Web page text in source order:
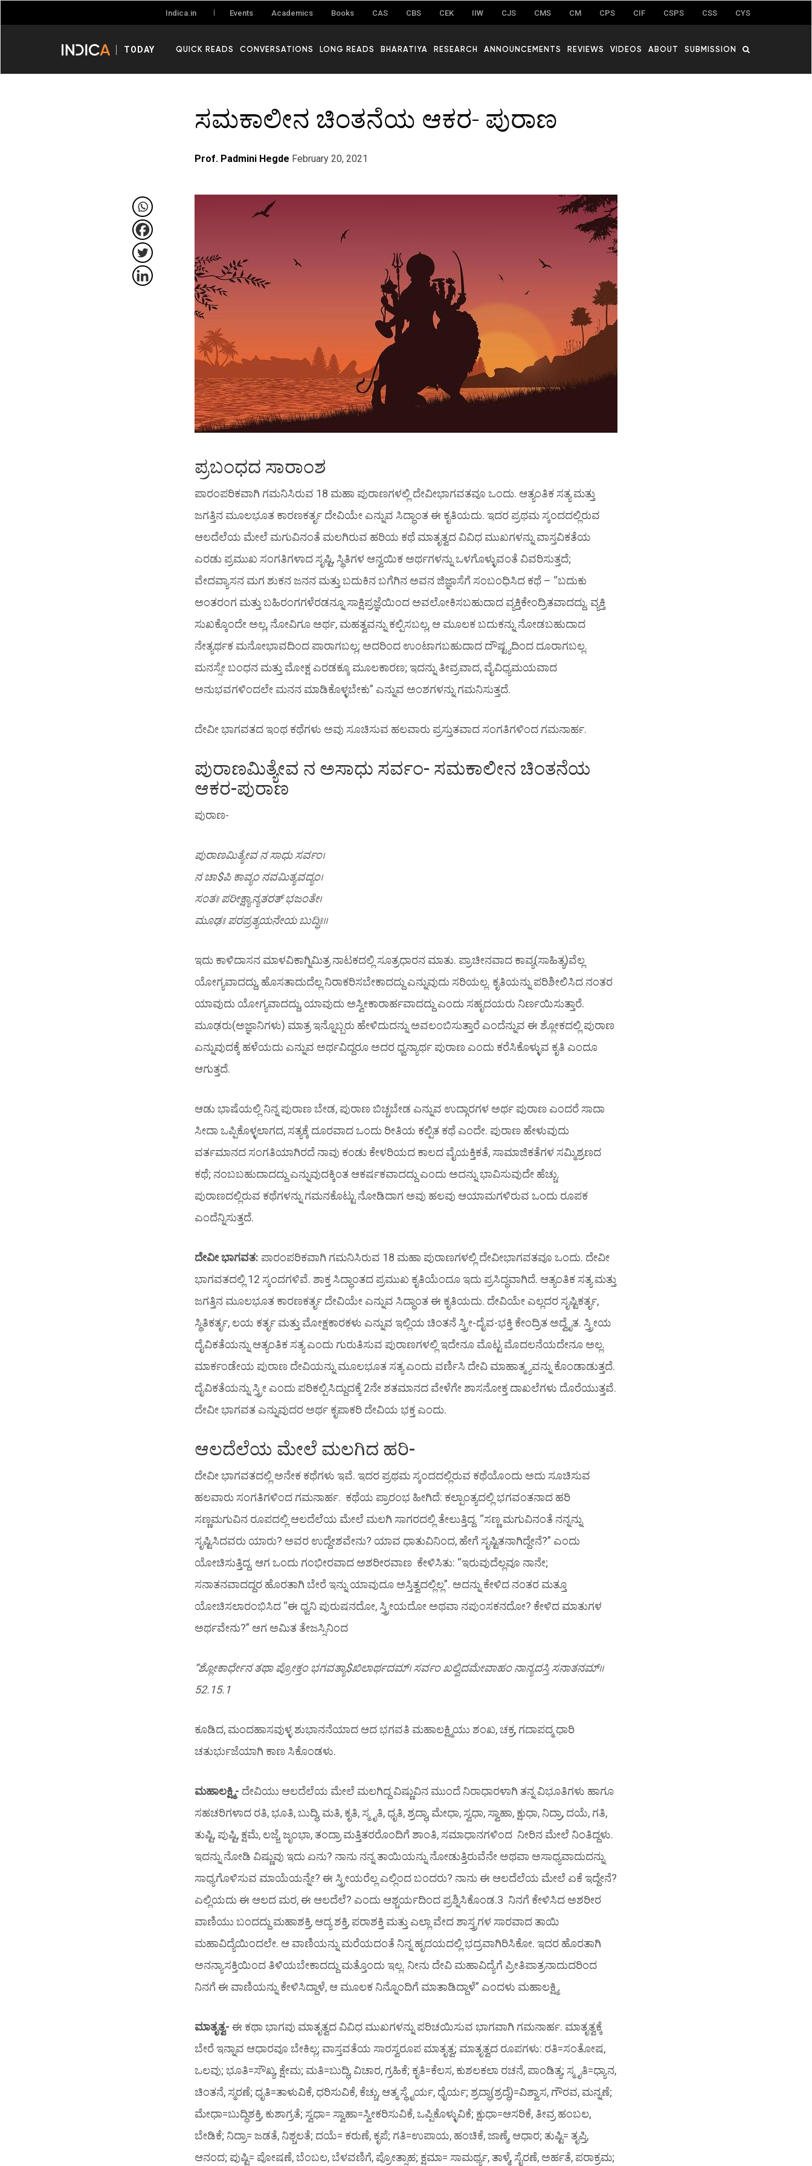
Indica.in Events Academics Books CAS CBS CEK IIW CJS CMS CM CPS CIF CSPS CSS CYS
TODAY QUICK READS CONVERSATIONS LONG READS BHARATIYA RESEARCH ANNOUNCEMENTS REVIEWS VIDEOS ABOUT SUBMISSION
ಸಮಕಾಲೀನ ಚಿಂತನೆಯ ಆಕರ- ಪುರಾಣ
Prof. Padmini Hegde February 20, 2021
ಪ್ರಬಂಧದ ಸಾರಾಂಶ
ಪಾರಂಪರಿಕವಾಗಿ ಗಮನಿಸಿರುವ 18 ಮಹಾ ಪುರಾಣಗಳಲ್ಲಿ ದೇವೀಭಾಗವತವೂ ಒಂದು. ಆತ್ಯಂತಿಕ ಸತ್ಯ ಮತ್ತು
ಜಗತ್ತಿನ ಮೂಲಭೂತ ಕಾರಣಕರ್ತೃ ದೇವಿಯೇ ಎನ್ನುವ ಸಿದ್ಧಾಂತ ಈ ಕೃತಿಯದು. ಇದರ ಪ್ರಥಮ ಸ್ಕಂದದಲ್ಲಿರುವ
ಆಲದೆಲೆಯ ಮೇಲೆ ಮಗುವಿನಂತೆ ಮಲಗಿರುವ ಹರಿಯ ಕಥೆ ಮಾತೃತ್ವದ ವಿವಿಧ ಮುಖಗಳನ್ನು ವಾಸ್ತವಿಕತೆಯ
ಎರಡು ಪ್ರಮುಖ ಸಂಗತಿಗಳಾದ ಸೃಷ್ಟಿ, ಸ್ಥಿತಿಗಳ ಆನ್ವಯಿಕ ಅರ್ಥಗಳನ್ನು ಒಳಗೊಳ್ಳುವಂತೆ ವಿವರಿಸುತ್ತದೆ;
ವೇದವ್ಯಾಸನ ಮಗ ಶುಕನ ಜನನ ಮತ್ತು ಬದುಕಿನ ಬಗೆಗಿನ ಅವನ ಜಿಜ್ಞಾಸೆಗೆ ಸಂಬಂಧಿಸಿದ ಕಥೆ – “ಬದುಕು
ಅಂತರಂಗ ಮತ್ತು ಬಹಿರಂಗಗಳೆರಡನ್ನೂ ಸಾಕ್ಷಿಪ್ರಜ್ಞೆಯಿಂದ ಅವಲೋಕಿಸಬಹುದಾದ ವ್ಯಕ್ತಿಕೇಂದ್ರಿತವಾದದ್ದು. ವ್ಯಕ್ತಿ
ಸುಖಕ್ಕೊಂದೇ ಅಲ್ಲ, ನೋವಿಗೂ ಅರ್ಥ, ಮಹತ್ವವನ್ನು ಕಲ್ಪಿಸಬಲ್ಲ, ಆ ಮೂಲಕ ಬದುಕನ್ನು ನೋಡಬಹುದಾದ
ನೇತ್ಯರ್ಥಕ ಮನೋಭಾವದಿಂದ ಪಾರಾಗಬಲ್ಲ; ಅದರಿಂದ ಉಂಟಾಗಬಹುದಾದ ದೌಷ್ಟ್ಯದಿಂದ ದೂರಾಗಬಲ್ಲ.
ಮನಸ್ಸೇ ಬಂಧನ ಮತ್ತು ಮೋಕ್ಷ ಎರಡಕ್ಕೂ ಮೂಲಕಾರಣ; ಇದನ್ನು ತೀವ್ರವಾದ, ವೈವಿಧ್ಯಮಯವಾದ
ಅನುಭವಗಳಿಂದಲೇ ಮನನ ಮಾಡಿಕೊಳ್ಳಬೇಕು” ಎನ್ನುವ ಅಂಶಗಳನ್ನು ಗಮನಿಸುತ್ತದೆ.
ದೇವೀ ಭಾಗವತದ ಇಂಥ ಕಥೆಗಳು ಅವು ಸೂಚಿಸುವ ಹಲವಾರು ಪ್ರಸ್ತುತವಾದ ಸಂಗತಿಗಳಿಂದ ಗಮನಾರ್ಹ.
ಪುರಾಣಮಿತ್ಯೇವ ನ ಅಸಾಧು ಸರ್ವಂ- ಸಮಕಾಲೀನ ಚಿಂತನೆಯ
ಆಕರ-ಪುರಾಣ
ಪುರಾಣ-
ಪುರಾಣಮಿತ್ಯೇವ ನ ಸಾಧು ಸರ್ವಂ।
ನ ಚಾ$ಪಿ ಕಾವ್ಯಂ ನವಮಿತ್ಯವದ್ಯಂ।
ಸಂತಃ ಪರೀಕ್ಷ್ಯಾನ್ಯತರತ್ ಭಜಂತೇ।
ಮೂಢಃ ಪರಪ್ರತ್ಯಯನೇಯ ಬುದ್ಧಿಃ॥
ಇದು ಕಾಳಿದಾಸನ ಮಾಳವಿಕಾಗ್ನಿಮಿತ್ರ ನಾಟಕದಲ್ಲಿ ಸೂತ್ರಧಾರನ ಮಾತು. ಪ್ರಾಚೀನವಾದ ಕಾವ್ಯ(ಸಾಹಿತ್ಯ)ವೆಲ್ಲ
ಯೋಗ್ಯವಾದದ್ದು, ಹೊಸತಾದುದೆಲ್ಲ ನಿರಾಕರಿಸಬೇಕಾದದ್ದು ಎನ್ನುವುದು ಸರಿಯಲ್ಲ. ಕೃತಿಯನ್ನು ಪರಿಶೀಲಿಸಿದ ನಂತರ
ಯಾವುದು ಯೋಗ್ಯವಾದದ್ದು, ಯಾವುದು ಅಸ್ವೀಕಾರಾರ್ಹವಾದದ್ದು ಎಂದು ಸಹೃದಯರು ನಿರ್ಣಯಿಸುತ್ತಾರೆ.
ಮೂಢರು(ಅಜ್ಞಾನಿಗಳು) ಮಾತ್ರ ಇನ್ನೊಬ್ಬರು ಹೇಳಿದುದನ್ನು ಅವಲಂಬಿಸುತ್ತಾರೆ ಎಂದೆನ್ನುವ ಈ ಶ್ಲೋಕದಲ್ಲಿ ಪುರಾಣ
ಎನ್ನುವುದಕ್ಕೆ ಹಳೆಯದು ಎನ್ನುವ ಅರ್ಥವಿದ್ದರೂ ಅದರ ಧ್ವನ್ಯಾರ್ಥ ಪುರಾಣ ಎಂದು ಕರೆಸಿಕೊಳ್ಳುವ ಕೃತಿ ಎಂದೂ
ಆಗುತ್ತದೆ.
ಆಡು ಭಾಷೆಯಲ್ಲಿ ನಿನ್ನ ಪುರಾಣ ಬೇಡ, ಪುರಾಣ ಬಿಚ್ಚಬೇಡ ಎನ್ನುವ ಉದ್ಗಾರಗಳ ಅರ್ಥ ಪುರಾಣ ಎಂದರೆ ಸಾದಾ
ಸೀದಾ ಒಪ್ಪಿಕೊಳ್ಳಲಾಗದ, ಸತ್ಯಕ್ಕೆ ದೂರವಾದ ಒಂದು ರೀತಿಯ ಕಲ್ಪಿತ ಕಥೆ ಎಂದೇ. ಪುರಾಣ ಹೇಳುವುದು
ವರ್ತಮಾನದ ಸಂಗತಿಯಾಗಿರದೆ ನಾವು ಕಂಡು ಕೇಳರಿಯದ ಕಾಲದ ವೈಯಕ್ತಿಕತೆ, ಸಾಮಾಜಿಕತೆಗಳ ಸಮ್ಮಿಶ್ರಣದ
ಕಥೆ; ನಂಬಬಹುದಾದದ್ದು ಎನ್ನುವುದಕ್ಕಿಂತ ಆಕರ್ಷಕವಾದದ್ದು ಎಂದು ಅದನ್ನು ಭಾವಿಸುವುದೇ ಹೆಚ್ಚು.
ಪುರಾಣದಲ್ಲಿರುವ ಕಥೆಗಳನ್ನು ಗಮನಕೊಟ್ಟು ನೋಡಿದಾಗ ಅವು ಹಲವು ಆಯಾಮಗಳಿರುವ ಒಂದು ರೂಪಕ
ಎಂದೆನ್ನಿಸುತ್ತದೆ.
ದೇವೀ ಭಾಗವತ: ಪಾರಂಪರಿಕವಾಗಿ ಗಮನಿಸಿರುವ 18 ಮಹಾ ಪುರಾಣಗಳಲ್ಲಿ ದೇವೀಭಾಗವತವೂ ಒಂದು. ದೇವೀ
ಭಾಗವತದಲ್ಲಿ 12 ಸ್ಕಂದಗಳಿವೆ. ಶಾಕ್ತ ಸಿದ್ಧಾಂತದ ಪ್ರಮುಖ ಕೃತಿಯೆಂದೂ ಇದು ಪ್ರಸಿದ್ಧವಾಗಿದೆ. ಆತ್ಯಂತಿಕ ಸತ್ಯ ಮತ್ತು
ಜಗತ್ತಿನ ಮೂಲಭೂತ ಕಾರಣಕರ್ತೃ ದೇವಿಯೇ ಎನ್ನುವ ಸಿದ್ಧಾಂತ ಈ ಕೃತಿಯದು. ದೇವಿಯೇ ಎಲ್ಲದರ ಸೃಷ್ಟಿಕರ್ತೃ,
ಸ್ಥಿತಿಕರ್ತೃ, ಲಯ ಕರ್ತೃ ಮತ್ತು ಮೋಕ್ಷಕಾರಕಳು ಎನ್ನುವ ಇಲ್ಲಿಯ ಚಿಂತನೆ ಸ್ತ್ರೀ-ದೈವ-ಭಕ್ತಿ ಕೇಂದ್ರಿತ ಅದ್ವೈತ. ಸ್ತ್ರೀಯ
ದೈವಿಕತೆಯನ್ನು ಆತ್ಯಂತಿಕ ಸತ್ಯ ಎಂದು ಗುರುತಿಸುವ ಪುರಾಣಗಳಲ್ಲಿ ಇದೇನೂ ಮೊಟ್ಟ ಮೊದಲನೆಯದೇನೂ ಅಲ್ಲ.
ಮಾರ್ಕಂಡೇಯ ಪುರಾಣ ದೇವಿಯನ್ನು ಮೂಲಭೂತ ಸತ್ಯ ಎಂದು ವರ್ಣಿಸಿ ದೇವಿ ಮಾಹಾತ್ಮ್ಯವನ್ನು ಕೊಂಡಾಡುತ್ತದೆ.
ದೈವಿಕತೆಯನ್ನು ಸ್ತ್ರೀ ಎಂದು ಪರಿಕಲ್ಪಿಸಿದ್ದುದಕ್ಕೆ 2ನೇ ಶತಮಾನದ ವೇಳೆಗೇ ಶಾಸನೋಕ್ತ ದಾಖಲೆಗಳು ದೊರೆಯುತ್ತವೆ.
ದೇವೀ ಭಾಗವತ ಎನ್ನುವುದರ ಅರ್ಥ ಕೃಪಾಕರಿ ದೇವಿಯ ಭಕ್ತ ಎಂದು.
ಆಲದೆಲೆಯ ಮೇಲೆ ಮಲಗಿದ ಹರಿ-
ದೇವೀ ಭಾಗವತದಲ್ಲಿ ಅನೇಕ ಕಥೆಗಳು ಇವೆ. ಇದರ ಪ್ರಥಮ ಸ್ಕಂದದಲ್ಲಿರುವ ಕಥೆಯೊಂದು ಅದು ಸೂಚಿಸುವ
ಹಲವಾರು ಸಂಗತಿಗಳಿಂದ ಗಮನಾರ್ಹ. ಕಥೆಯ ಪ್ರಾರಂಭ ಹೀಗಿದೆ: ಕಲ್ಪಾಂತ್ಯದಲ್ಲಿ ಭಗವಂತನಾದ ಹರಿ
ಸಣ್ಣಮಗುವಿನ ರೂಪದಲ್ಲಿ ಆಲದೆಲೆಯ ಮೇಲೆ ಮಲಗಿ ಸಾಗರದಲ್ಲಿ ತೇಲುತ್ತಿದ್ದ. “ಸಣ್ಣ ಮಗುವಿನಂತೆ ನನ್ನನ್ನು
ಸೃಷ್ಟಿಸಿದವರು ಯಾರು? ಅವರ ಉದ್ದೇಶವೇನು? ಯಾವ ಧಾತುವಿನಿಂದ, ಹೇಗೆ ಸೃಷ್ಟಿತನಾಗಿದ್ದೇನೆ?” ಎಂದು
ಯೋಚಿಸುತ್ತಿದ್ದ. ಆಗ ಒಂದು ಗಂಭೀರವಾದ ಅಶರೀರವಾಣ ಕೇಳಿಸಿತು: “ಇರುವುದೆಲ್ಲವೂ ನಾನೇ;
ಸನಾತನವಾದದ್ದರ ಹೊರತಾಗಿ ಬೇರೆ ಇನ್ನು ಯಾವುದೂ ಅಸ್ತಿತ್ವದಲ್ಲಿಲ್ಲ”. ಅದನ್ನು ಕೇಳಿದ ನಂತರ ಮತ್ತೂ
ಯೋಚಿಸಲಾರಂಭಿಸಿದ “ಈ ಧ್ವನಿ ಪುರುಷನದೋ, ಸ್ತ್ರೀಯದೋ ಅಥವಾ ನಪುಂಸಕನದೋ? ಕೇಳಿದ ಮಾತುಗಳ
ಅರ್ಥವೇನು?” ಆಗ ಅಮಿತ ತೇಜಸ್ಸಿನಿಂದ
“ಶ್ಲೋಕಾರ್ಧೇನ ತಥಾ ಪ್ರೋಕ್ತಂ ಭಗವತ್ಯಾ$ಖಿಲಾರ್ಥದಮ್। ಸರ್ವಂ ಖಲ್ವಿದಮೇವಾಹಂ ನಾನ್ಯದಸ್ತಿ ಸನಾತನಮ್॥
52.15.1
ಕೂಡಿದ, ಮಂದಹಾಸವುಳ್ಳ ಶುಭಾನನೆಯಾದ ಆದ ಭಗವತಿ ಮಹಾಲಕ್ಷ್ಮಿಯು ಶಂಖ, ಚಕ್ರ, ಗದಾಪದ್ಮ ಧಾರಿ
ಚತುರ್ಭುಜೆಯಾಗಿ ಕಾಣ ಸಿಕೊಂಡಳು.
ಮಹಾಲಕ್ಷ್ಮಿ- ದೇವಿಯು ಆಲದೆಲೆಯ ಮೇಲೆ ಮಲಗಿದ್ದ ವಿಷ್ಣುವಿನ ಮುಂದೆ ನಿರಾಧಾರಳಾಗಿ ತನ್ನ ವಿಭೂತಿಗಳು ಹಾಗೂ
ಸಹಚರಿಗಳಾದ ರತಿ, ಭೂತಿ, ಬುದ್ಧಿ, ಮತಿ, ಕೃತಿ, ಸ್ಮೃತಿ, ಧೃತಿ, ಶ್ರದ್ಧಾ, ಮೇಧಾ, ಸ್ವಧಾ, ಸ್ವಾಹಾ, ಕ್ಷುಧಾ, ನಿದ್ರಾ, ದಯೆ, ಗತಿ,
ತುಷ್ಟಿ, ಪುಷ್ಟಿ, ಕ್ಷಮೆ, ಲಜ್ಜೆ, ಜೃಂಭಾ, ತಂದ್ರಾ ಮತ್ತಿತರರೊಂದಿಗೆ ಶಾಂತಿ, ಸಮಾಧಾನಗಳಿಂದ ನೀರಿನ ಮೇಲೆ ನಿಂತಿದ್ದಳು.
ಇದನ್ನು ನೋಡಿ ವಿಷ್ಣುವು ಇದು ಏನು? ನಾನು ನನ್ನ ತಾಯಿಯನ್ನು ನೋಡುತ್ತಿರುವೆನೇ ಅಥವಾ ಅಸಾಧ್ಯವಾದುದನ್ನು
ಸಾಧ್ಯಗೊಳಿಸುವ ಮಾಯೆಯನ್ನೇ? ಈ ಸ್ತ್ರೀಯರೆಲ್ಲ ಎಲ್ಲಿಂದ ಬಂದರು? ನಾನು ಈ ಆಲದೆಲೆಯ ಮೇಲೆ ಏಕೆ ಇದ್ದೇನೆ?
ಎಲ್ಲಿಯದು ಈ ಆಲದ ಮರ, ಈ ಆಲದೆಲೆ? ಎಂದು ಆಶ್ಚರ್ಯದಿಂದ ಪ್ರಶ್ನಿಸಿಕೊಂಡ.3 ನಿನಗೆ ಕೇಳಿಸಿದ ಅಶರೀರ
ವಾಣಿಯು ಬಂದದ್ದು ಮಹಾಶಕ್ತಿ, ಆದ್ಯ ಶಕ್ತಿ, ಪರಾಶಕ್ತಿ ಮತ್ತು ಎಲ್ಲಾ ವೇದ ಶಾಸ್ತ್ರಗಳ ಸಾರವಾದ ತಾಯಿ
ಮಹಾವಿದ್ಯೆಯಿಂದಲೇ. ಆ ವಾಣಿಯನ್ನು ಮರೆಯದಂತೆ ನಿನ್ನ ಹೃದಯದಲ್ಲಿ ಭದ್ರವಾಗಿರಿಸಿಕೋ. ಇದರ ಹೊರತಾಗಿ
ಅನನ್ಯಾಸಕ್ತಿಯಿಂದ ತಿಳಿಯಬೇಕಾದದ್ದು ಮತ್ತೊಂದು ಇಲ್ಲ. ನೀನು ದೇವಿ ಮಹಾವಿದ್ಯೆಗೆ ಪ್ರೀತಿಪಾತ್ರನಾದುದರಿಂದ
ನಿನಗೆ ಈ ವಾಣಿಯನ್ನು ಕೇಳಿಸಿದ್ದಾಳೆ, ಆ ಮೂಲಕ ನಿನ್ನೊಂದಿಗೆ ಮಾತಾಡಿದ್ದಾಳೆ” ಎಂದಳು ಮಹಾಲಕ್ಷ್ಮಿ.
ಮಾತೃತ್ವ- ಈ ಕಥಾ ಭಾಗವು ಮಾತೃತ್ವದ ವಿವಿಧ ಮುಖಗಳನ್ನು ಪರಿಚಯಿಸುವ ಭಾಗವಾಗಿ ಗಮನಾರ್ಹ. ಮಾತೃತ್ವಕ್ಕೆ
ಬೇರೆ ಇನ್ನಾವ ಆಧಾರವೂ ಬೇಕಿಲ್ಲ; ವಾಸ್ತವತೆಯ ಸಾರಸ್ವರೂಪ ಮಾತೃತ್ವ; ಮಾತೃತ್ವದ ರೂಪಗಳು: ರತಿ=ಸಂತೋಷ,
ಒಲವು; ಭೂತಿ=ಸೌಖ್ಯ, ಕ್ಷೇಮ; ಮತಿ=ಬುದ್ಧಿ, ವಿಚಾರ, ಗ್ರಹಿಕೆ; ಕೃತಿ=ಕೆಲಸ, ಕುಶಲಕಲಾ ರಚನೆ, ಪಾಂಡಿತ್ಯ; ಸ್ಮೃತಿ=ಧ್ಯಾನ,
ಚಿಂತನೆ, ಸ್ಮರಣೆ; ಧೃತಿ=ತಾಳುವಿಕೆ, ಧರಿಸುವಿಕೆ, ಕೆಚ್ಚು, ಆತ್ಮ ಸ್ಥೈರ್ಯ, ಧೈರ್ಯ; ಶ್ರದ್ಧಾ(ಶ್ರದ್ಧೆ)=ವಿಶ್ವಾಸ, ಗೌರವ, ಮನ್ನಣೆ;
ಮೇಧಾ=ಬುದ್ಧಿಶಕ್ತಿ, ಕುಶಾಗ್ರತೆ; ಸ್ವಧಾ= ಸ್ವಾಹಾ=ಸ್ವೀಕರಿಸುವಿಕೆ, ಒಪ್ಪಿಕೊಳ್ಳುವಿಕೆ; ಕ್ಷುಧಾ=ಆಸರಿಕೆ, ತೀವ್ರ ಹಂಬಲ,
ಬೇಡಿಕೆ; ನಿದ್ರಾ= ಜಡತೆ, ನಿಶ್ಚಲತೆ; ದಯೆ= ಕರುಣೆ, ಕೃಪೆ; ಗತಿ=ಉಪಾಯ, ಹಂಚಿಕೆ, ಜಾಣ್ಮೆ, ಆಧಾರ; ತುಷ್ಟಿ= ತೃಪ್ತಿ,
ಆನಂದ; ಪುಷ್ಟಿ= ಪೋಷಣೆ, ಬೆಂಬಲ, ಬೆಳವಣಿಗೆ, ಪ್ರೋತ್ಸಾಹ; ಕ್ಷಮಾ= ಸಾಮರ್ಥ್ಯ, ತಾಳ್ಮೆ, ಸೈರಣೆ, ಅರ್ಹತೆ, ಪರಾಕ್ರಮ;